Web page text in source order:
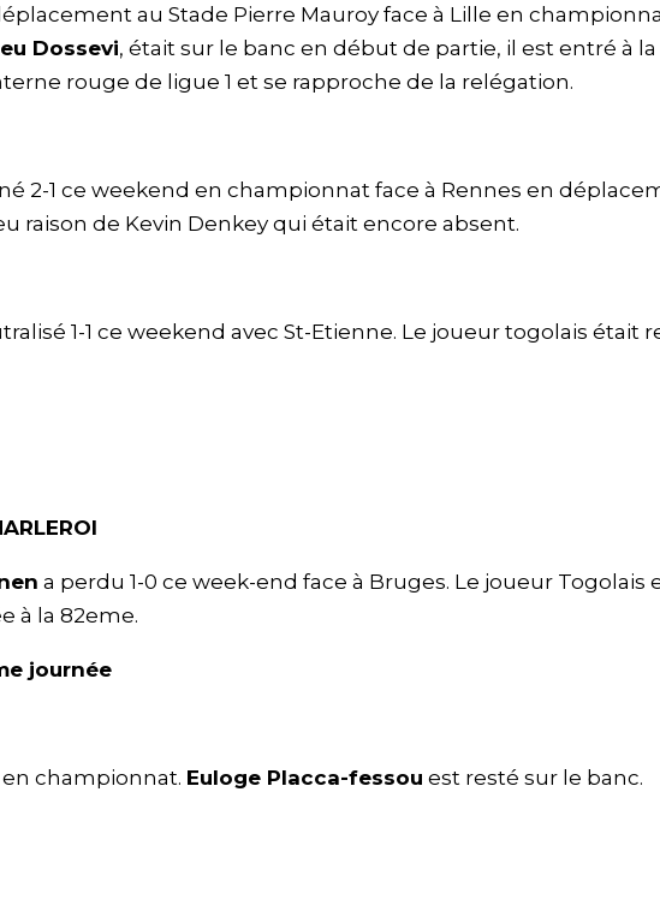
au Stade Pierre Mauroy face à Lille en
Dossevi, était sur le banc en début de partie, il est entré à la
rouge de ligue 1 et se rapproche de la relégation.
2-1 ce weekend en championnat face à Rennes en
raison de Kevin Denkey qui était encore absent.
1-1 ce weekend avec St-Etienne. Le joueur togolais était
a perdu 1-0 ce week-end face à Bruges. Le joueur Togolais
à la 82eme.
journée
en championnat. Euloge Placca-fessou est resté sur le banc.